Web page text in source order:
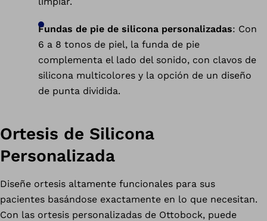
Fundas de pie de silicona personalizadas: Con
6 a 8 tonos de piel, la funda de pie
complementa el lado del sonido, con clavos de
silicona multicolores y la opción de un diseño
de punta dividida.
Ortesis de Silicona
Personalizada
Diseñe ortesis altamente funcionales para sus
pacientes basándose exactamente en lo que necesitan.
Con las ortesis personalizadas de Ottobock, puede